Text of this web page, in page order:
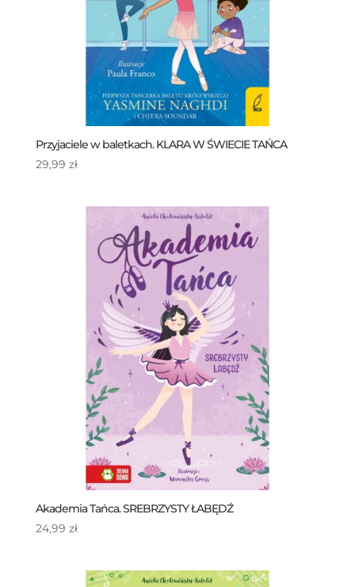
Przyjaciele w baletkach. KLARA W ŚWIECIE TAŃCA
29,99 zł
Akademia Tańca. SREBRZYSTY ŁABĘDŹ
24,99 zł